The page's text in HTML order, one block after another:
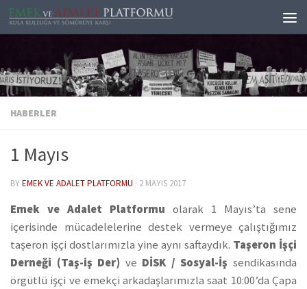
Skip to content
HABERLER
1 Mayıs
BYEMEK VE ADALET PLATFORMU · 2 MAYIS 2017
Emek ve Adalet Platformu olarak 1 Mayıs’ta sene
içerisinde mücadelelerine destek vermeye çalıştığımız
taşeron işçi dostlarımızla yine aynı saftaydık. Taşeron İşçi
Derneği (Taş-iş Der) ve DİSK / Sosyal-İş sendikasında
örgütlü işçi ve emekçi arkadaşlarımızla saat 10:00’da Çapa